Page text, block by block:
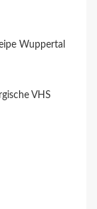
Wuppertal
VHS